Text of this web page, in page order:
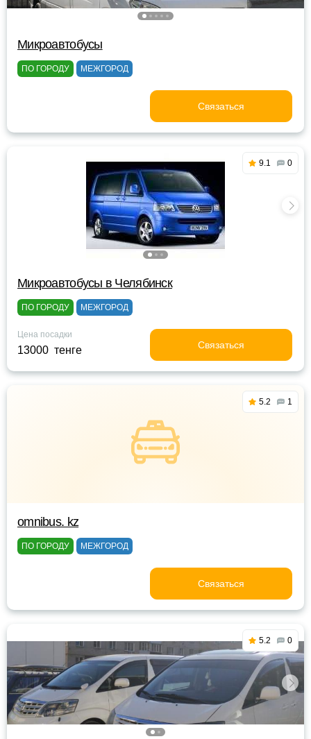
Микроавтобусы
ПО ГОРОДУ МЕЖГОРОД
Связаться
9.1 0
Микроавтобусы в Челябинск
ПО ГОРОДУ МЕЖГОРОД
Цена посадки
13000 тенге Связаться
5.2 1
omnibus. kz
ПО ГОРОДУ МЕЖГОРОД
Связаться
5.2 0